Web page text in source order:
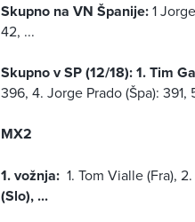
Skupno na VN Španije:1
42, ...
Skupno v SP (12/18):1. Tim
396, 4. Jorge Prado (Špa):
MX2
1. vožnja: 1. Tom Vialle (Fra),
(Slo), ...